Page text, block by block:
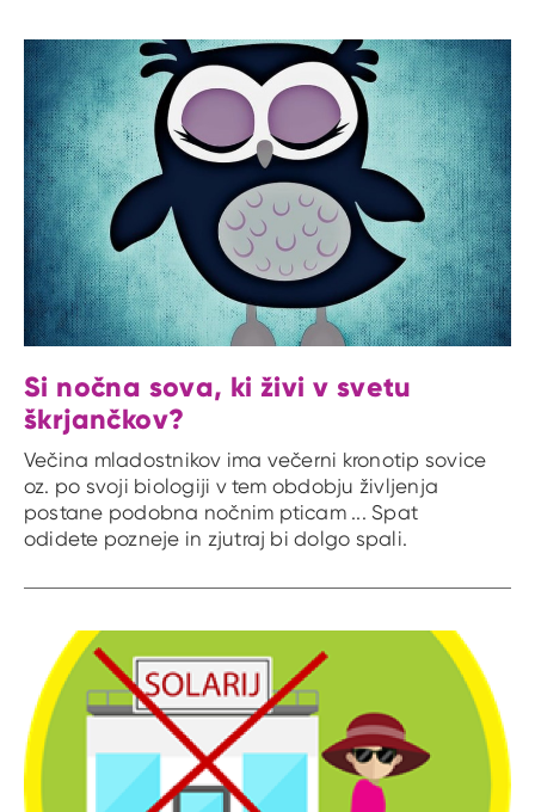
Si nočna sova, ki živi v svetu
škrjančkov?
Večina mladostnikov ima večerni kronotip sovice
oz. po svoji biologiji v tem obdobju življenja
postane podobna nočnim pticam ... Spat
odidete pozneje in zjutraj bi dolgo spali.